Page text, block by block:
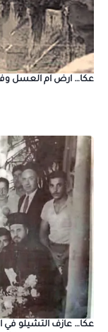
عكا… ارض ام العسل
عكا… عازف التشيلو في